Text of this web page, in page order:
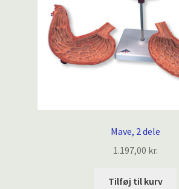
Mave, 2 dele
1.197,00 kr.
Tilføj til kurv